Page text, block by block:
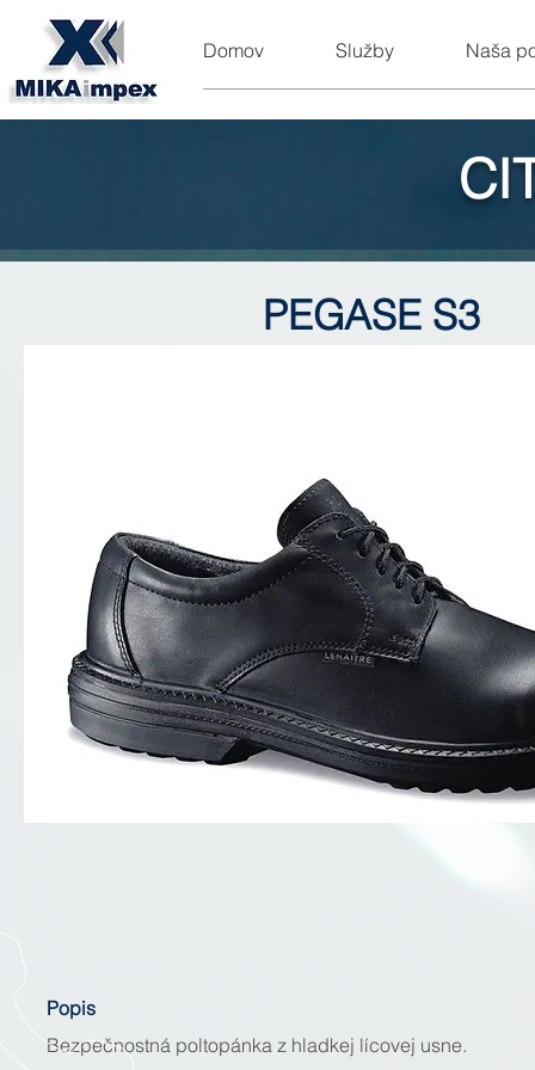
Domov Služby Naša
PEGASE S3
Popis
Bezpečnostná poltopánka z hladkej lícovej usne.